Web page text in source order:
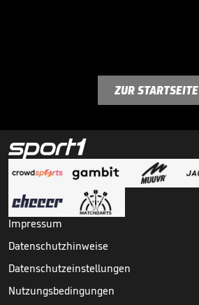
ZUR STARTSEITE
Impressum
Datenschutzhinweise
Datenschutzeinstellungen
Nutzungsbedingungen